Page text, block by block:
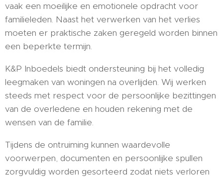
vaak een moeilijke en emotionele opdracht voor
familieleden. Naast het verwerken van het verlies
moeten er praktische zaken geregeld worden binnen
een beperkte termijn.
K&P Inboedels biedt ondersteuning bij het volledig
leegmaken van woningen na overlijden. Wij werken
steeds met respect voor de persoonlijke bezittingen
van de overledene en houden rekening met de
wensen van de familie.
Tijdens de ontruiming kunnen waardevolle
voorwerpen, documenten en persoonlijke spullen
zorgvuldig worden gesorteerd zodat niets verloren